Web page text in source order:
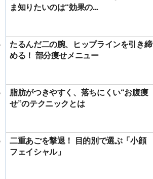
ま知りたいのは“効果の...
たるんだ二の腕、ヒップラインを引き締
める！ 部分痩せメニュー
脂肪がつきやすく、落ちにくい“お腹痩
せ”のテクニックとは
二重あごを撃退！ 目的別で選ぶ「小顔
フェイシャル」